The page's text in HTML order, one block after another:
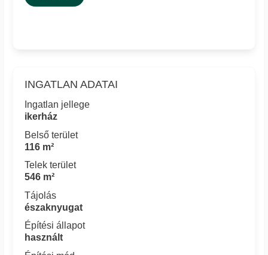
INGATLAN ADATAI
Ingatlan jellege
ikerház
Belső terület
116 m²
Telek terület
546 m²
Tájolás
északnyugat
Építési állapot
használt